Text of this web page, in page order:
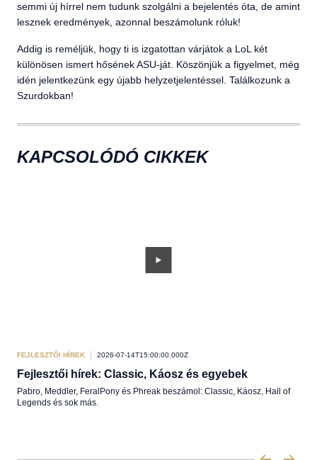
semmi új hírrel nem tudunk szolgálni a bejelentés óta, de amint
lesznek eredmények, azonnal beszámolunk róluk!
Addig is reméljük, hogy ti is izgatottan várjátok a LoL két
különösen ismert hősének ASU-ját. Köszönjük a figyelmet, még
idén jelentkezünk egy újabb helyzetjelentéssel. Találkozunk a
Szurdokban!
KAPCSOLÓDÓ CIKKEK
FEJLESZTŐI HÍREK 2026-07-14T15:00:00.000Z
Fejlesztői hírek: Classic, Káosz és egyebek
Pabro, Meddler, FeralPony és Phreak beszámol: Classic, Káosz, Hall of
Legends és sok más.